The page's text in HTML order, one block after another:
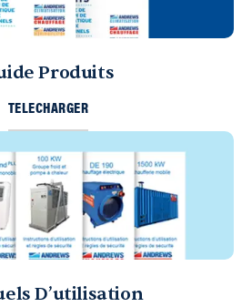
Produits
TELECHARGER
D’utilisation